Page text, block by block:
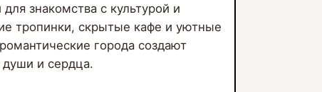
знакомства с культурой и
тропинки, скрытые кафе и уютные
города создают
души и сердца.